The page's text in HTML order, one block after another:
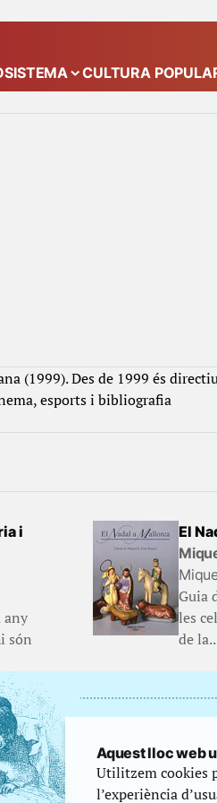
el submenú de “Calendari”
Mostra el submenú de
CULTURA
(1999). Des de 1999 és
esports i bibliografia
i
any
són
El
Guia
les
de
Aquest lloc web
Utilitzem cookies
l’experiència